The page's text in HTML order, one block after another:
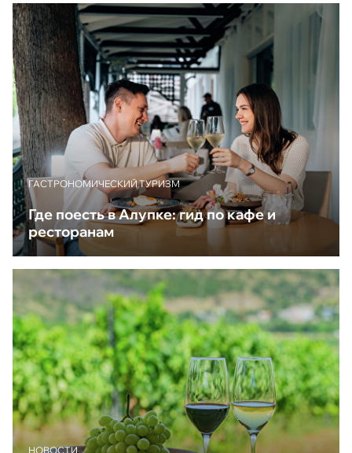
ГАСТРОНОМИЧЕСКИЙ ТУРИЗМ
Где поесть в Алупке: гид по кафе и
ресторанам
НОВОСТИ